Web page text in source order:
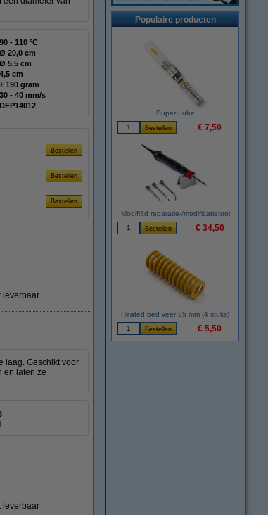
90 - 110 °C
Ø 20,0 cm
Ø 5,5 cm
4,5 cm
± 190 gram
30 - 40 mm/s
DFP14012
leverbaar
laag. Geschikt voor
en laten ze
leverbaar
Populaire producten
Super Lube
€ 7,50
Modifi3d reparatie-/modificatietool
€ 34,50
Heated bed veer 25 mm (4 stuks)
€ 5,50